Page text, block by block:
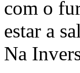
com o
estar a
Na